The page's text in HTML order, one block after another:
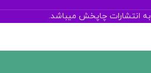
انتشارات چاپخش میباشد.